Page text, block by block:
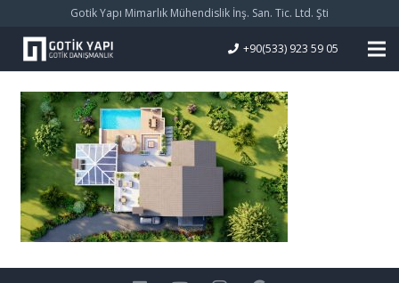
Gotik Yapı Mimarlık Mühendislik İnş. San. Tic. Ltd. Şti
+90(533) 923 59 05